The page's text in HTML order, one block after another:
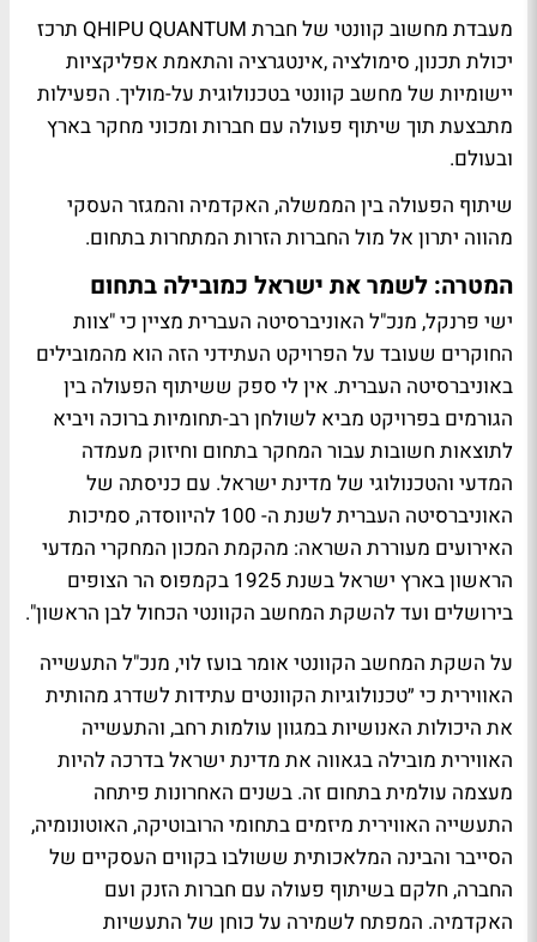
מעבדת מחשוב קוונטי של חברת QHIPU QUANTUM תרכז
יכולת תכנון, סימולציה ,אינטגרציה והתאמת אפליקציות
יישומיות של מחשב קוונטי בטכנולוגית על-מוליך. הפעילות
מתבצעת תוך שיתוף פעולה עם חברות ומכוני מחקר בארץ
ובעולם.
שיתוף הפעולה בין הממשלה, האקדמיה והמגזר העסקי
מהווה יתרון אל מול החברות הזרות המתחרות בתחום.
המטרה: לשמר את ישראל כמובילה בתחום
ישי פרנקל, מנכ"ל האוניברסיטה העברית מציין כי"צוות
החוקרים שעובד על הפרויקט העתידני הזה הוא מהמובילים
באוניברסיטה העברית. אין לי ספק ששיתוף הפעולה בין
הגורמים בפרויקט מביא לשולחן רב-תחומיות ברוכה ויביא
לתוצאות חשובות עבור המחקר בתחום וחיזוק מעמדה
המדעי והטכנולוגי של מדינת ישראל. עם כניסתה של
האוניברסיטה העברית לשנת ה- 100 להיווסדה, סמיכות
האירועים מעוררת השראה: מהקמת המכון המחקרי המדעי
הראשון בארץ ישראל בשנת 1925 בקמפוס הר הצופים
בירושלים ועד להשקת המחשב הקוונטי הכחול לבן הראשון".
על השקת המחשב הקוונטי אומר בועז לוי, מנכ"ל התעשייה
האווירית כי ״טכנולוגיות הקוונטים עתידות לשדרג מהותית
את היכולות האנושיות במגוון עולמות רחב, והתעשייה
האווירית מובילה בגאווה את מדינת ישראל בדרכה להיות
מעצמה עולמית בתחום זה. בשנים האחרונות פיתחה
התעשייה האווירית מיזמים בתחומי הרובוטיקה, האוטונומיה,
הסייבר והבינה המלאכותית ששולבו בקווים העסקיים של
החברה, חלקם בשיתוף פעולה עם חברות הזנק ועם
האקדמיה. המפתח לשמירה על כוחן של התעשיות